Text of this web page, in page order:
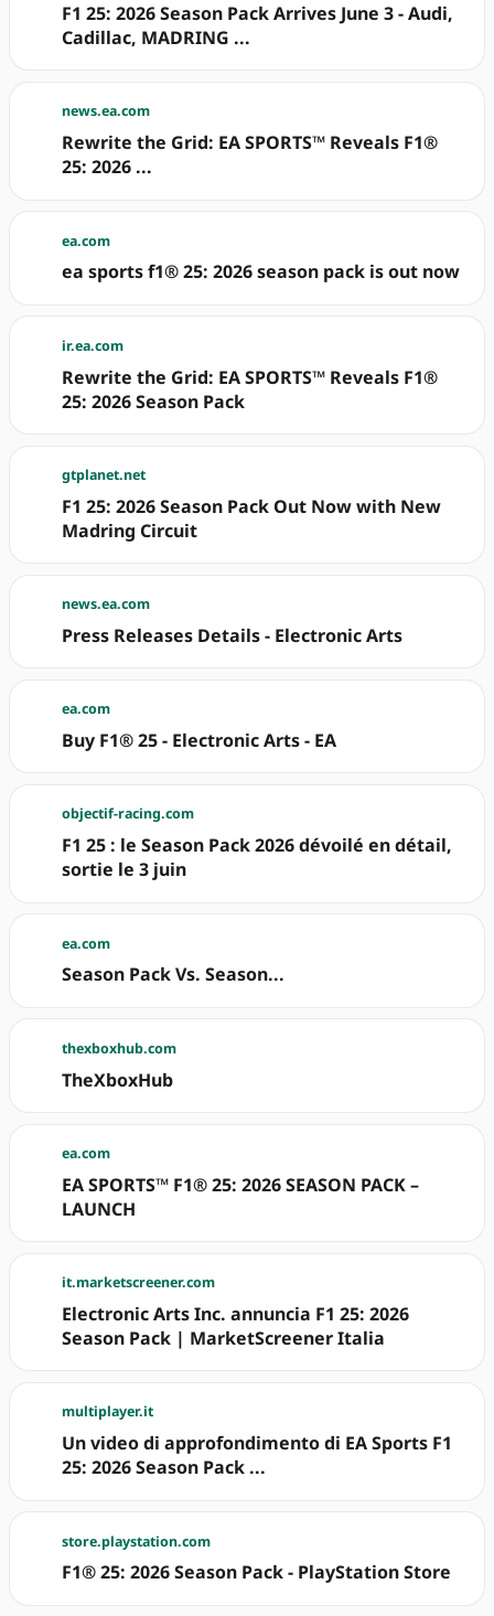
F1 25: 2026 Season Pack Arrives June 3 - Audi,
Cadillac, MADRING ...
news.ea.com
Rewrite the Grid: EA SPORTS™ Reveals F1®
25: 2026 ...
ea.com
ea sports f1® 25: 2026 season pack is out now
ir.ea.com
Rewrite the Grid: EA SPORTS™ Reveals F1®
25: 2026 Season Pack
gtplanet.net
F1 25: 2026 Season Pack Out Now with New
Madring Circuit
news.ea.com
Press Releases Details - Electronic Arts
ea.com
Buy F1® 25 - Electronic Arts - EA
objectif-racing.com
F1 25 : le Season Pack 2026 dévoilé en détail,
sortie le 3 juin
ea.com
Season Pack Vs. Season...
thexboxhub.com
TheXboxHub
ea.com
EA SPORTS™ F1® 25: 2026 SEASON PACK –
LAUNCH
it.marketscreener.com
Electronic Arts Inc. annuncia F1 25: 2026
Season Pack | MarketScreener Italia
multiplayer.it
Un video di approfondimento di EA Sports F1
25: 2026 Season Pack ...
store.playstation.com
F1® 25: 2026 Season Pack - PlayStation Store